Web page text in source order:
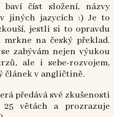
číst složení, názvy
jiných jazycích :) Je to
jestli si to opravdu
na český překlad.
zabývám nejen výukou
ale i sebe-rozvojem,
článek v angličtině.
předává své zkušenosti
větách a prozrazuje